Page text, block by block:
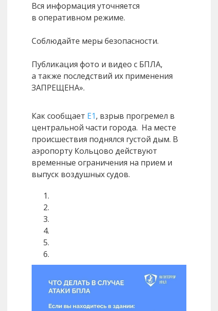
Вся информация уточняется
в оперативном режиме.
Соблюдайте меры безопасности.
Публикация фото и видео с БПЛА,
а также последствий их применения
ЗАПРЕЩЕНА».
Как сообщает Е1, взрыв прогремел в
центральной части города. На месте
происшествия поднялся густой дым. В
аэропорту Кольцово действуют
временные ограничения на прием и
выпуск воздушных судов.